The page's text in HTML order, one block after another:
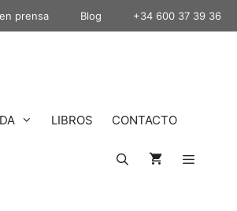
prensa Blog +34 600 37 39 36
LIBROS CONTACTO